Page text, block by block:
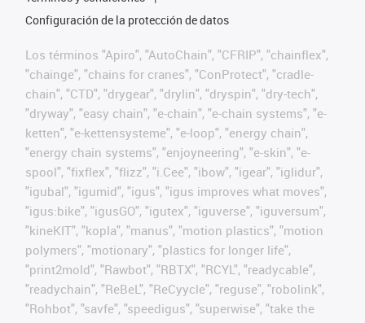
Configuración de la protección de datos
Los términos "Apiro", "AutoChain", "CFRIP", "chainflex",
"chainge", "chains for cranes", "ConProtect", "cradle-
chain", "CTD", "drygear", "drylin", "dryspin", "dry-tech",
"dryway", "easy chain", "e-chain", "e-chain systems", "e-
ketten", "e-kettensysteme", "e-loop", "energy chain",
"energy chain systems", "enjoyneering", "e-skin", "e-
spool", "fixflex", "flizz", "i.Cee", "ibow", "igear", "iglidur",
"igubal", "igumid", "igus", "igus improves what moves",
"igus:bike", "igusGO", "igutex", "iguverse", "iguversum",
"kineKIT", "kopla", "manus", "motion plastics", "motion
polymers", "motionary", "plastics for longer life",
"print2mold", "Rawbot", "RBTX", "RCYL", "readycable",
"readychain", "ReBeL", "ReCyycle", "reguse", "robolink",
"Rohbot", "savfe", "speedigus", "superwise", "take the